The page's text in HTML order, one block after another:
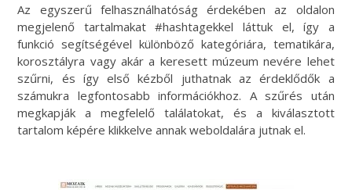
Az egyszerű felhasználhatóság érdekében az oldalon
megjelenő tartalmakat #hashtagekkel láttuk el, így a
funkció segítségével különböző kategóriára, tematikára,
korosztályra vagy akár a keresett múzeum nevére lehet
szűrni, és így első kézből juthatnak az érdeklődők a
számukra legfontosabb információkhoz. A szűrés után
megkapják a megfelelő találatokat, és a kiválasztott
tartalom képére klikkelve annak weboldalára jutnak el.